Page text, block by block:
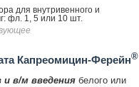
для внутривенного и
фл. 1, 5 или 10 шт.
Капреомицин-Ферейн®
в/м введениябелого или